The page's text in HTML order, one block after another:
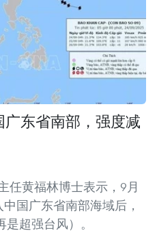
东省南部，强度减
任黄福林博士表示，9月
国广东省南部海域后，
超强台风）。